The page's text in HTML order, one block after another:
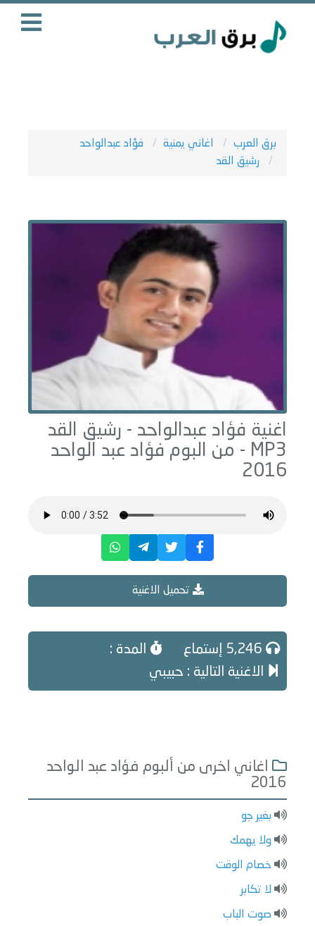
برق العرب اغاني يمنية
فؤاد عبدالواحد
رشيق القد
اغنية فؤاد عبدالواحد - رشيق القد
MP3 - من البوم
فؤاد عبد الواحد
2016
تحميل الاغنية
المدة :
الاغنية التالية : حبيبي
اغاني اخرى من ألبوم فؤاد عبد الواحد
2016
بغير جو
ولا يهمك
خصام الوقت
لا تكابر
صوت الباب